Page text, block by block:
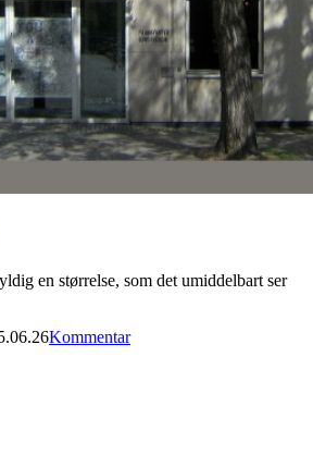
en størrelse, som det umiddelbart ser
Kommentar